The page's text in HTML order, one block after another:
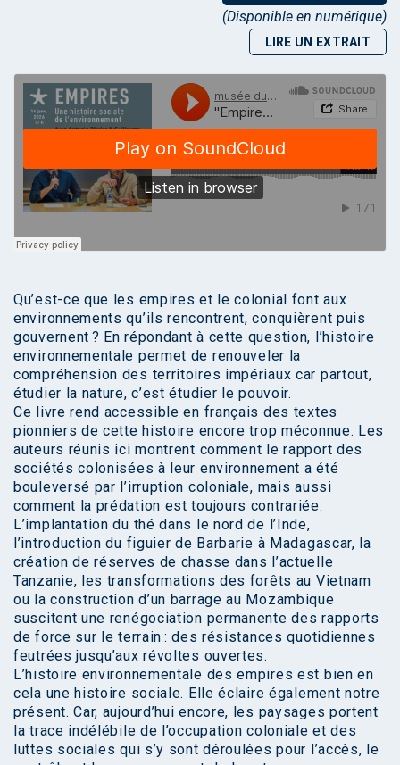
(Disponible en numérique)
LIRE UN EXTRAIT
Qu’est-ce que les empires et le colonial font aux
environnements qu’ils rencontrent, conquièrent puis
gouvernent ? En répondant à cette question, l’histoire
environnementale permet de renouveler la
compréhension des territoires impériaux car partout,
étudier la nature, c’est étudier le pouvoir.
Ce livre rend accessible en français des textes
pionniers de cette histoire encore trop méconnue. Les
auteurs réunis ici montrent comment le rapport des
sociétés colonisées à leur environnement a été
bouleversé par l’irruption coloniale, mais aussi
comment la prédation est toujours contrariée.
L’implantation du thé dans le nord de l’Inde,
l’introduction du figuier de Barbarie à Madagascar, la
création de réserves de chasse dans l’actuelle
Tanzanie, les transformations des forêts au Vietnam
ou la construction d’un barrage au Mozambique
suscitent une renégociation permanente des rapports
de force sur le terrain : des résistances quotidiennes
feutrées jusqu’aux révoltes ouvertes.
L’histoire environnementale des empires est bien en
cela une histoire sociale. Elle éclaire également notre
présent. Car, aujourd’hui encore, les paysages portent
la trace indélébile de l’occupation coloniale et des
luttes sociales qui s’y sont déroulées pour l’accès, le